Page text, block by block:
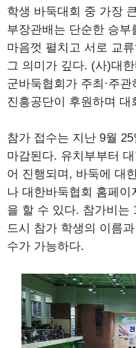
학생 바둑대회 중 가장
부장관배는 단순한 승
마음껏 펼치고 서로 교
그 의미가 깊다. (사)대
군바둑협회가 주최·주
진흥공단이 후원하며 대
참가 접수는 지난 9월
마감된다. 유치부부터
어 진행되며, 바둑에 대
나 대한바둑협회 홈페
을 할 수 있다. 참가비는
드시 참가 학생의 이름
수가 가능하다.